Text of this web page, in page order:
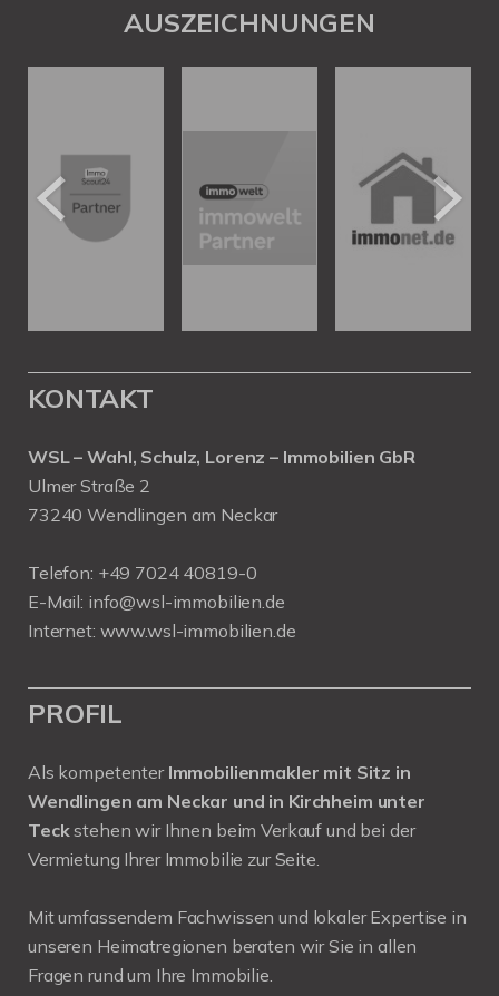
AUSZEICHNUNGEN
KONTAKT
WSL – Wahl, Schulz, Lorenz – Immobilien GbR
Ulmer Straße 2
73240 Wendlingen am Neckar
Telefon: +49 7024 40819-0
E-Mail: info@wsl-immobilien.de
Internet: www.wsl-immobilien.de
PROFIL
Als kompetenter Immobilienmakler mit Sitz in
Wendlingen am Neckar und in Kirchheim unter
Teckstehen wir Ihnen beim Verkauf und bei der
Vermietung Ihrer Immobilie zur Seite.
Mit umfassendem Fachwissen und lokaler Expertise in
unseren Heimatregionen beraten wir Sie in allen
Fragen rund um Ihre Immobilie.